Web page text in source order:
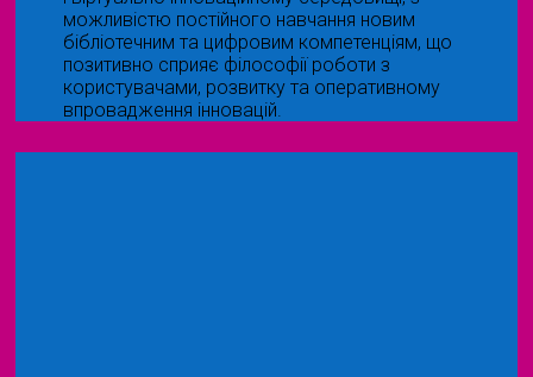
можливістю постійного навчання новим
бібліотечним та цифровим компетенціям, що
позитивно сприяє філософії роботи з
користувачами, розвитку та оперативному
впровадження інновацій.